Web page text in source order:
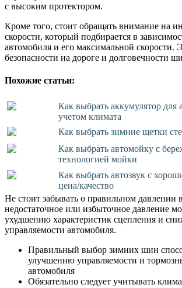
с высоким протектором.
Кроме того, стоит обращать внимание на
скорости, который подбирается в
автомобиля и его максимальной скорости.
безопасности на дороге и долговечности
Похожие статьи:
Как выбрать аккумулятор для
учетом климата
Как выбрать зимние щетки
Как выбрать автомойку с
технологией мойки
Как выбрать автозвук с
цена/качество
Не стоит забывать о правильном давлении
недостаточное или избыточное давление
ухудшению характеристик сцепления и
управляемости автомобиля.
Правильный выбор зимних шин
улучшению управляемости и
автомобиля
Обязательно следует учитывать